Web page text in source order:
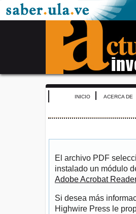
INICIO ACERCA DE
El archivo PDF
instalado un módulo
Adobe Acrobat
Si desea más
Highwire Press le